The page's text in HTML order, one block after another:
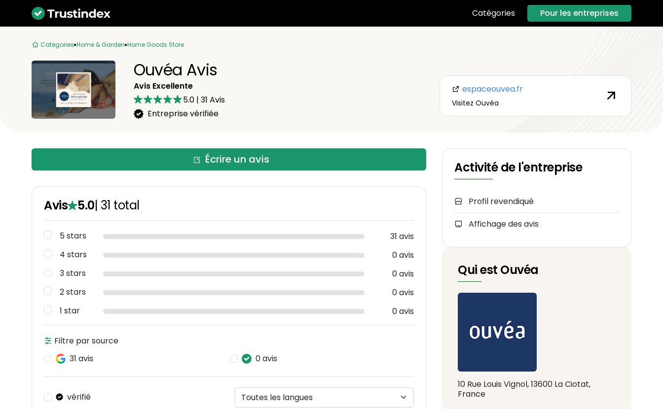
Catégories Pour les entreprises
Catégories Home & Garden Home Goods Store
Ouvéa Avis
Avis Excellente
5.0 | 31 Avis
Entreprise vérifiée
espaceouvea.fr
Visitez Ouvéa
Écrire un avis
Avis 5.0| 31 total
5 stars
31 avis
4 stars
0 avis
3 stars
0 avis
2 stars
0 avis
1 star
0 avis
Filtre par source
31 avis
0 avis
vérifié
Activité de l'entreprise
Profil revendiqué
Affichage des avis
Qui est Ouvéa
10 Rue Louis Vignol, 13600 La Ciotat,
France